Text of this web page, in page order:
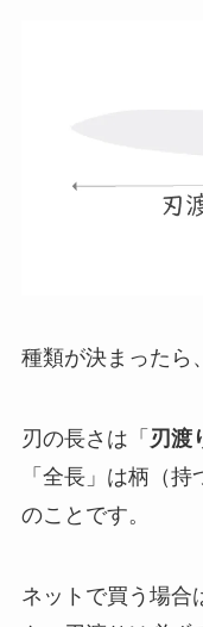
種類が決まったら
刃の長さは「 刃渡
「全長」は柄（
のことです。
ネットで買う場合